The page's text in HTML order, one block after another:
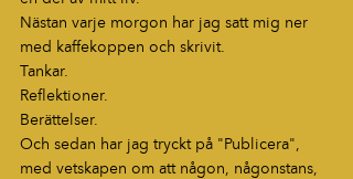
Nästan varje morgon har jag satt mig ner
med kaffekoppen och skrivit.
Tankar.
Reflektioner.
Berättelser.
Och sedan har jag tryckt på "Publicera",
med vetskapen om att någon, någonstans,